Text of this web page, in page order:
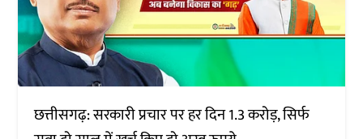
छत्तीसगढ़: सरकारी प्रचार पर हर दिन 1.3 करोड़, सिर्फ